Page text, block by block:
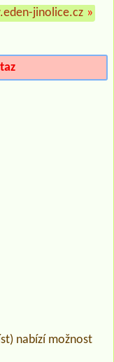
jinolice.cz »
nabízí možnost